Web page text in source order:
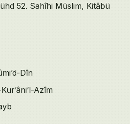
52. Sahîhi Müslim, Kitâbü
Dîn
Azîm